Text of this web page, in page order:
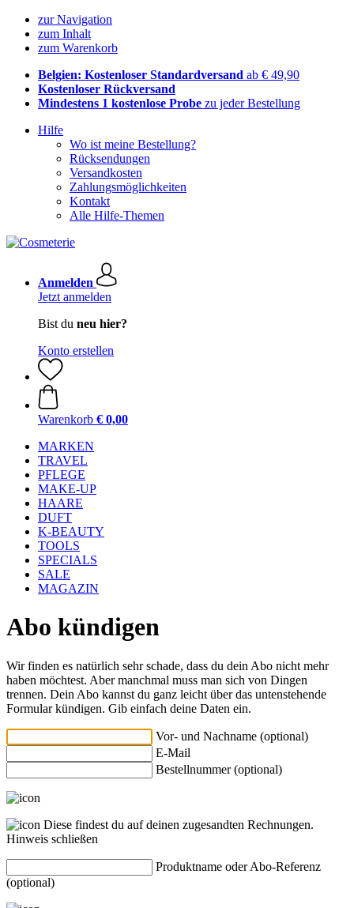
zur Navigation
zum Inhalt
zum Warenkorb
Belgien: Kostenloser Standardversand ab € 49,90
Kostenloser Rückversand
Mindestens 1 kostenlose Probe zu jeder Bestellung
Hilfe
Wo ist meine Bestellung?
Rücksendungen
Versandkosten
Zahlungsmöglichkeiten
Kontakt
Alle Hilfe-Themen
Anmelden
Jetzt anmelden
Bist du neu hier?
Konto erstellen
Warenkorb € 0,00
MARKEN
TRAVEL
PFLEGE
MAKE-UP
HAARE
DUFT
K-BEAUTY
TOOLS
SPECIALS
SALE
MAGAZIN
Abo kündigen
Wir finden es natürlich sehr schade, dass du dein Abo nicht mehr
haben möchtest. Aber manchmal muss man sich von Dingen
trennen. Dein Abo kannst du ganz leicht über das untenstehende
Formular kündigen. Gib einfach deine Daten ein.
Vor- und Nachname (optional)
E-Mail
Bestellnummer (optional)
Diese findest du auf deinen zugesandten Rechnungen.
Hinweis schließen
Produktname oder Abo-Referenz
(optional)